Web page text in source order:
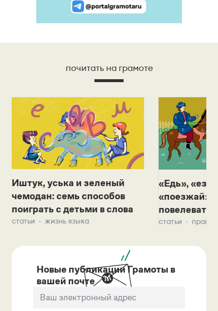
почитать на грамоте
Иштук, уська и зеленый
чемодан: семь способов
поиграть с детьми в слова
статьи жизнь языка
«Едь»,
«поезжай»?
повелевать
статьи
Новые публикации Грамоты в
вашей почте